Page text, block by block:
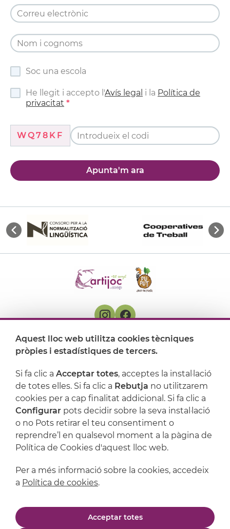
Soc una escola
He llegit i accepto l'Avís legal i la Política de
privacitat
WQ78KF
Apunta'm ara
On ens trobem
Suport
Política de privacitat
Aquest lloc web utilitza cookies tècniques
pròpies i estadístiques de tercers.
Si fa clic a Acceptar totes, acceptes la instal·lació
de totes elles. Si fa clic a Rebutja no utilitzarem
cookies per a cap finalitat addicional. Si fa clic a
Configurar pots decidir sobre la seva instal·lació
o no Pots retirar el teu consentiment o
reprendre’l en qualsevol moment a la pàgina de
Política de Cookies d'aquest lloc web.
Per a més informació sobre la cookies, accedeix
a Política de cookies.
Acceptar totes